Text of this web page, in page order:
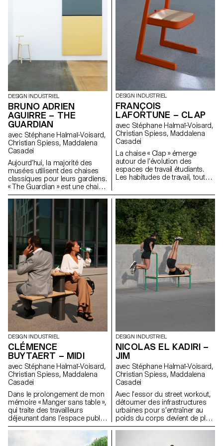
déplace aisément. Lors d’une
glisser derrière lui afin de flouter
son environnement, gagnant
ainsi en intimité.
bords de mers.
DESIGN INDUSTRIEL
BRUNO ADRIEN
AGUIRRE – THE
GUARDIAN
avec Stéphane Halmaï-Voisard,
Christian Spiess, Maddalena
Casadei
Aujourd’hui, la majorité des
musées utilisent des chaises
classiques pour leurs gardiens.
« The Guardian » est une chaise
issue d’observations et de
réflexions autour de ce métier
que j’ai exercé parallèlement à
mes études à l’ECAL. L’objectif
était de répondre à une série
de critères qui prennent en
compte les impératifs du
métier, son utilisateur (le
gardien) et le contexte muséal. «
The Guardian » est une chaise
dessinée avec des proportions
ajustées à son utilisation et à
son environnement.
DESIGN INDUSTRIEL
FRANÇOIS
LAFORTUNE – CLAP
avec Stéphane Halmaï-Voisard,
Christian Spiess, Maddalena
Casadei
La chaise « Clap » émerge
autour de l’évolution des
espaces de travail étudiants.
Les habitudes de travail, tout
bureaux ont changé. Les salles
de classes sont devenues des
open-spaces où bureaux et
chaises appartiennent à tous. «
Clap » est une chaise qui
permet de conserver vos effets
personnels en sécurité, le
temps d’une courte pause,
grâce à une serrure, tout en
assurant une bonne
ergonomie. Elle est faite d’une
structure en plastique injectée
et d’une assise en
contreplaqué moulée. Le projet
DESIGN INDUSTRIEL
CLÉMENCE
BUYTAERT – MIDI
avec Stéphane Halmaï-Voisard,
Christian Spiess, Maddalena
Casadei
Dans le prolongement de mon
mémoire « Manger sans table »,
qui traite des travailleurs
déjeunant dans l’espace public,
j’ai dessiné une pièce de
seul ou à deux. « Midi » est une
DESIGN INDUSTRIEL
NICOLAS EL KADIRI –
JIM
avec Stéphane Halmaï-Voisard,
Christian Spiess, Maddalena
Casadei
Avec l’essor du street workout,
détourner des infrastructures
urbaines pour s’entraîner au
poids du corps devient de plus
en plus commun. « Jim » est un